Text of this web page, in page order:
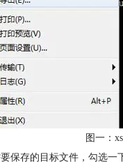
图一：
保存的目标文件，勾选一